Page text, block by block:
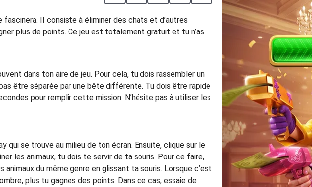
II consiste à éliminer des chats et d’autres
plus de points. Ce jeu est totalement gratuit et tu n’as
dans ton aire de jeu. Pour cela, tu dois rassembler un
être séparée par une bête différente. Tu dois être rapide
pour remplir cette mission. N’hésite pas à utiliser les
qui se trouve au milieu de ton écran. Ensuite, clique sur le
les animaux, tu dois te servir de ta souris. Pour ce faire,
du même genre en glissant ta souris. Lorsque c’est
plus tu gagnes des points. Dans ce cas, essaie de